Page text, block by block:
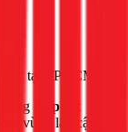
trực tại TPHCM.
30 phút
vùng lân cận